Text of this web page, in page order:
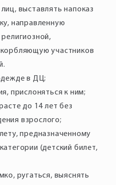
выставлять напоказ
направленную
участников
в ДЦ;
прислоняться к ним;
до 14 лет без
взрослого;
предназначенному
(детский билет,
ругаться, выяснять